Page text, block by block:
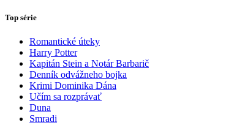
Top série
Romantické úteky
Harry Potter
Kapitán Stein a Notár Barbarič
Denník odvážneho bojka
Krimi Dominika Dána
Učím sa rozprávať
Duna
Smradi